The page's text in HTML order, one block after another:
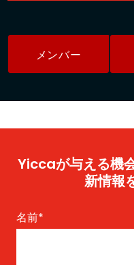
メンバー
Yiccaが与える機
新情報
名前*